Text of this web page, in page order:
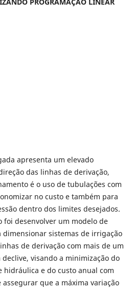
PROGRAMAÇÃO LINEAR
apresenta um elevado
das linhas de derivação,
é o uso de tubulações com
no custo e também para
dentro dos limites desejados.
foi desenvolver um modelo de
sistemas de irrigação
de derivação com mais de um
visando a minimização do
hidráulica e do custo anual com
que a máxima variação